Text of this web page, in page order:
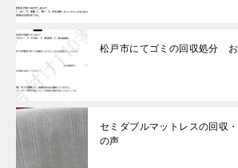
松戸市にてゴミの回収処分
セミダブルマットレスの回収
の声